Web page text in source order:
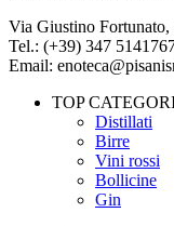
Via Giustino
Tel.: (+39) 347
Email:
TOP
Distillati
Birre
Vini rossi
Bollicine
Gin